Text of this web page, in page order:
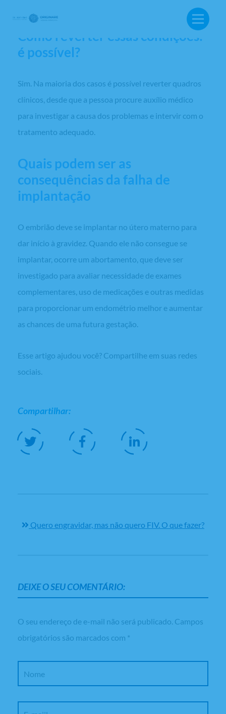
Como reverter essas condições:
é possível?
Sim. Na maioria dos casos é possível reverter quadros
clínicos, desde que a pessoa procure auxílio médico
para investigar a causa dos problemas e intervir com o
tratamento adequado.
Quais podem ser as
consequências da falha de
implantação
O embrião deve se implantar no útero materno para
dar início à gravidez. Quando ele não consegue se
implantar, ocorre um abortamento, que deve ser
investigado para avaliar necessidade de exames
complementares, uso de medicações e outras medidas
para proporcionar um endométrio melhor e aumentar
as chances de uma futura gestação.
Esse artigo ajudou você? Compartilhe em suas redes
sociais.
Compartilhar:
Quero engravidar, mas não quero FIV. O que fazer?
DEIXE O SEU COMENTÁRIO:
O seu endereço de e-mail não será publicado. Campos
obrigatórios são marcados com *